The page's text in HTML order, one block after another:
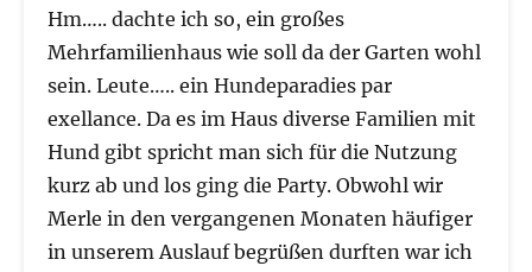
Hm….. dachte ich so, ein großes
Mehrfamilienhaus wie soll da der Garten wohl
sein. Leute….. ein Hundeparadies par
exellance. Da es im Haus diverse Familien mit
Hund gibt spricht man sich für die Nutzung
kurz ab und los ging die Party. Obwohl wir
Merle in den vergangenen Monaten häufiger
in unserem Auslauf begrüßen durften war ich